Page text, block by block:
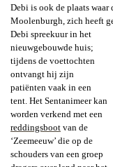
Debi is ook de plaats waar
Moolenburgh, zich heeft
Debi spreekuur in het
nieuwgebouwde huis;
tijdens de voettochten
ontvangt hij zijn
patiënten vaak in een
tent. Het Sentanimeer kan
worden verkend met een
reddingsboot van de
‘Zeemeeuw’ die op de
schouders van een groep